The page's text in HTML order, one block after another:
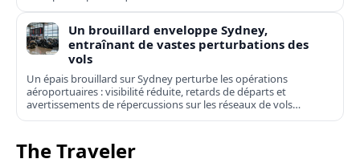
Un brouillard enveloppe Sydney,
entraînant de vastes perturbations des
vols
Un épais brouillard sur Sydney perturbe les opérations
aéroportuaires : visibilité réduite, retards de départs et
avertissements de répercussions sur les réseaux de vols
domestiques et internationaux.
The Traveler